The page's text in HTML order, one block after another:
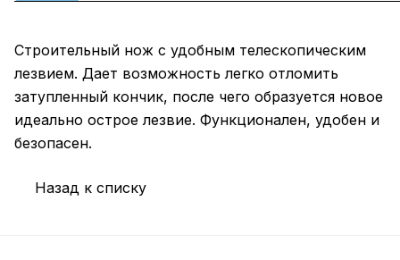
Строительный нож с удобным телескопическим
лезвием. Дает возможность легко отломить
затупленный кончик, после чего образуется новое
идеально острое лезвие. Функционален, удобен и
безопасен.
Назад к списку